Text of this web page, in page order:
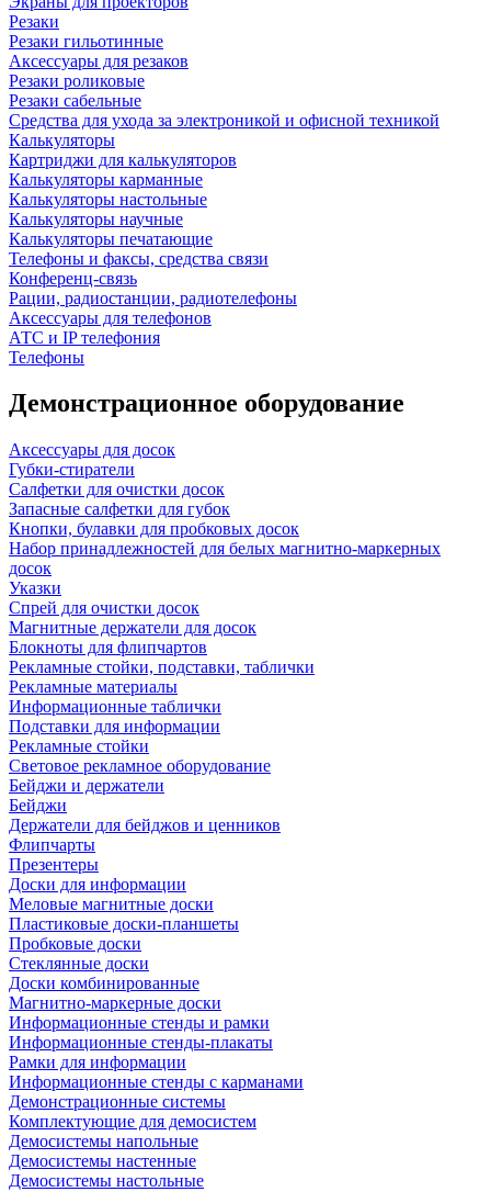
Резаки
Резаки гильотинные
Аксессуары для резаков
Резаки роликовые
Резаки сабельные
Средства для ухода за электроникой и офисной техникой
Калькуляторы
Картриджи для калькуляторов
Калькуляторы карманные
Калькуляторы настольные
Калькуляторы научные
Калькуляторы печатающие
Телефоны и факсы, средства связи
Конференц-связь
Рации, радиостанции, радиотелефоны
Аксессуары для телефонов
АТС и IP телефония
Телефоны
Демонстрационное оборудование
Аксессуары для досок
Губки-стиратели
Салфетки для очистки досок
Запасные салфетки для губок
Кнопки, булавки для пробковых досок
Набор принадлежностей для белых магнитно-маркерных
досок
Указки
Спрей для очистки досок
Магнитные держатели для досок
Блокноты для флипчартов
Рекламные стойки, подставки, таблички
Рекламные материалы
Информационные таблички
Подставки для информации
Рекламные стойки
Световое рекламное оборудование
Бейджи и держатели
Бейджи
Держатели для бейджов и ценников
Флипчарты
Презентеры
Доски для информации
Меловые магнитные доски
Пластиковые доски-планшеты
Пробковые доски
Стеклянные доски
Доски комбинированные
Магнитно-маркерные доски
Информационные стенды и рамки
Информационные стенды-плакаты
Рамки для информации
Информационные стенды с карманами
Демонстрационные системы
Комплектующие для демосистем
Демосистемы напольные
Демосистемы настенные
Демосистемы настольные